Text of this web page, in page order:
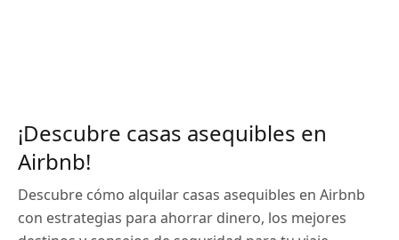
¡Descubre casas asequibles en
Airbnb!
Descubre cómo alquilar casas asequibles en Airbnb
con estrategias para ahorrar dinero, los mejores